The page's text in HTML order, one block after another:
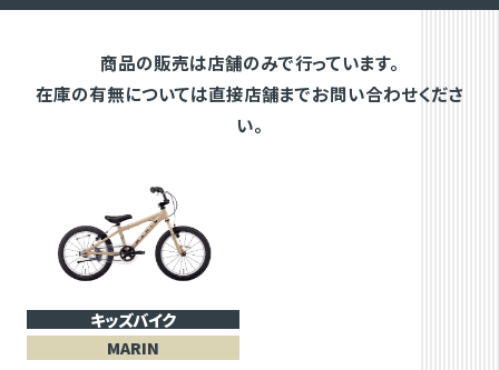
商品の販売は店舗のみで行っています。
在庫の有無については直接店舗までお問い合わせくださ
い。
キッズバイク
MARIN